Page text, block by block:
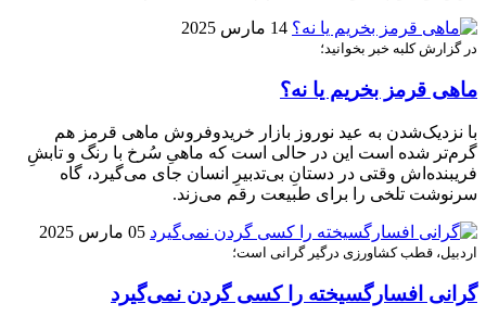
14 مارس 2025
در گزارش کلبه خبر بخوانید؛
ماهی قرمز بخریم یا نه؟
با نزدیک‌شدن به عید نوروز بازار خریدوفروش ماهی قرمز هم
گرم‌تر شده است این در حالی است که ماهیِ سُرخ با رنگ و تابشِ
فریبنده‌اش وقتی در دستانِ بی‌تدبیرِ انسان جای می‌گیرد، گاه
سرنوشت تلخی را برای طبیعت رقم می‌زند.
05 مارس 2025
اردبیل، قطب کشاورزی درگیر گرانی است؛
گرانی افسارگسیخته را کسی گردن نمی‌گیرد